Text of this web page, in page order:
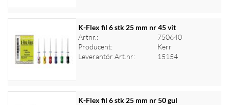
Logga in för priser
K-Flex fil 6 stk 25 mm nr 45 vit
Artnr.:
750640
Producent:
Kerr
Leverantör Art.nr:
15154
K-Flex fil 6 stk 25 mm nr 50 gul